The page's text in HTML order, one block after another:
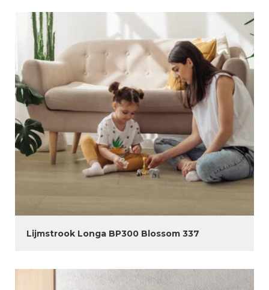
Lijmstrook Longa BP300 Blossom 337